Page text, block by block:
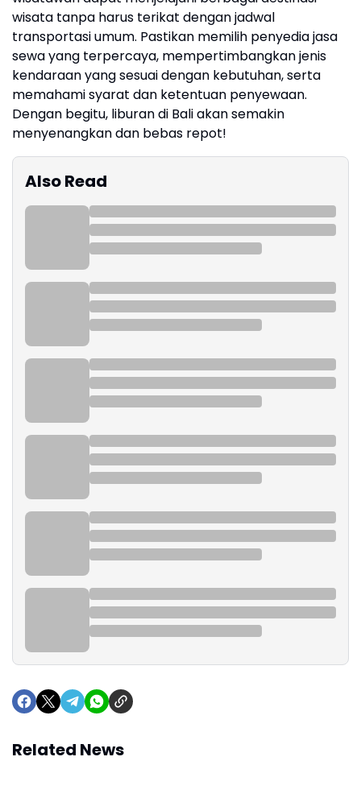
wisata tanpa harus terikat dengan jadwal
transportasi umum. Pastikan memilih penyedia jasa
sewa yang terpercaya, mempertimbangkan jenis
kendaraan yang sesuai dengan kebutuhan, serta
memahami syarat dan ketentuan penyewaan.
Dengan begitu, liburan di Bali akan semakin
menyenangkan dan bebas repot!
Also Read
Related News